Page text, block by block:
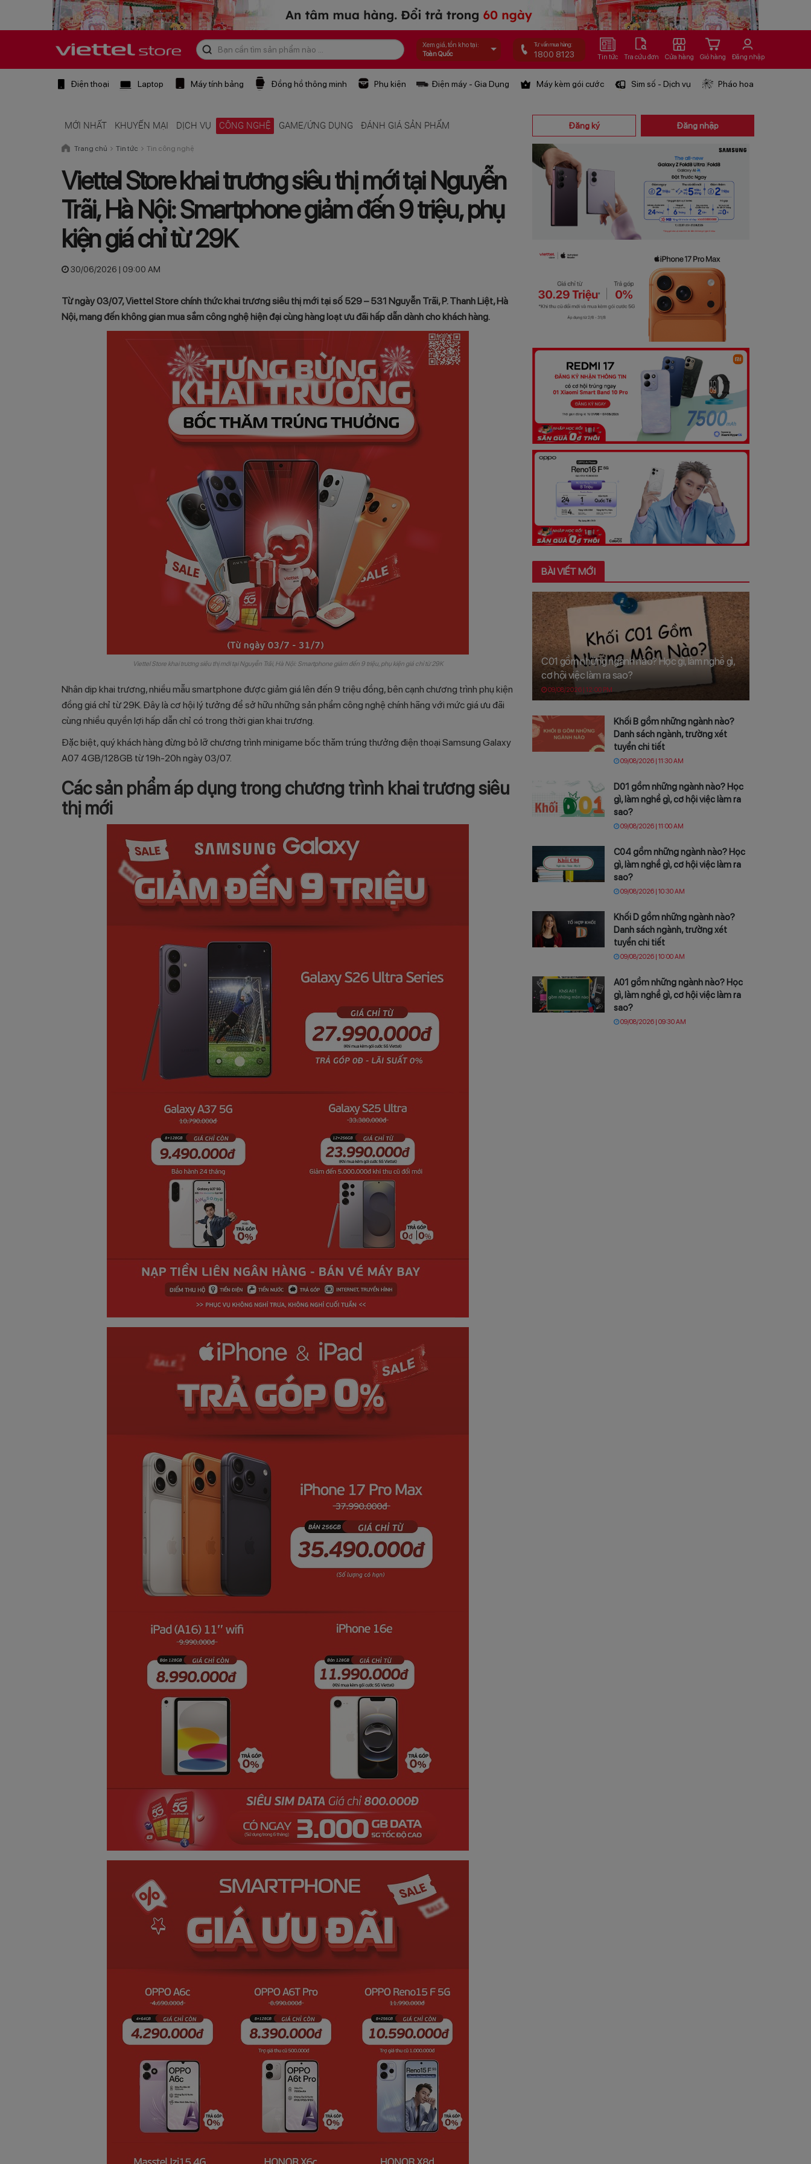
Xem giá, tồn kho tại:
Toàn Quốc
Tư vấn mua hàng:
1800 8123 Tin tức Tra cứu đơn Cửa hàng Giỏ hàng Đăng nhập
Điện thoại Laptop Máy tính bảng Đồng hồ thông minh Phụ kiện Điện máy - Gia Dụng Máy kèm gói cước Sim số - Dịch vụ Pháo hoa
MỚI NHẤT KHUYẾN MẠI DỊCH VỤ CÔNG NGHỆ GAME/ỨNG DỤNG ĐÁNH GIÁ SẢN PHẨM Đăng ký Đăng nhập
Trang chủ Tin tức Tin công nghệ
Viettel Store khai trương siêu thị mới tại Nguyễn
Trãi, Hà Nội: Smartphone giảm đến 9 triệu, phụ
kiện giá chỉ từ 29K
30/06/2026 | 09:00 AM
Từ ngày 03/07, Viettel Store chính thức khai trương siêu thị mới tại số 529 – 531 Nguyễn Trãi, P. Thanh Liệt, Hà
Nội, mang đến không gian mua sắm công nghệ hiện đại cùng hàng loạt ưu đãi hấp dẫn dành cho khách hàng.
Viettel Store khai trương siêu thị mới tại Nguyễn Trãi, Hà Nội: Smartphone giảm đến 9 triệu, phụ kiện giá chỉ từ 29K
Nhân dịp khai trương, nhiều mẫu smartphone được giảm giá lên đến 9 triệu đồng, bên cạnh chương trình phụ kiện
đồng giá chỉ từ 29K. Đây là cơ hội lý tưởng để sở hữu những sản phẩm công nghệ chính hãng với mức giá ưu đãi
cùng nhiều quyền lợi hấp dẫn chỉ có trong thời gian khai trương.
Đặc biệt, quý khách hàng đừng bỏ lỡ chương trình minigame bốc thăm trúng thưởng điện thoại Samsung Galaxy
A07 4GB/128GB từ 19h-20h ngày 03/07.
Các sản phẩm áp dụng trong chương trình khai trương siêu
thị mới
BÀI VIẾT MỚI
C01 gồm những ngành nào? Học gì, làm nghề gì,
cơ hội việc làm ra sao?
09/08/2026 | 12:00 PM
Khối B gồm những ngành nào?
Danh sách ngành, trường xét
tuyển chi tiết
09/08/2026 | 11:30 AM
D01 gồm những ngành nào? Học
gì, làm nghề gì, cơ hội việc làm ra
sao?
09/08/2026 | 11:00 AM
C04 gồm những ngành nào? Học
gì, làm nghề gì, cơ hội việc làm ra
sao?
09/08/2026 | 10:30 AM
Khối D gồm những ngành nào?
Danh sách ngành, trường xét
tuyển chi tiết
09/08/2026 | 10:00 AM
A01 gồm những ngành nào? Học
gì, làm nghề gì, cơ hội việc làm ra
sao?
09/08/2026 | 09:30 AM